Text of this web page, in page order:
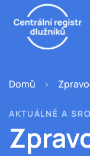
Domů
AKTUÁLNĚ A